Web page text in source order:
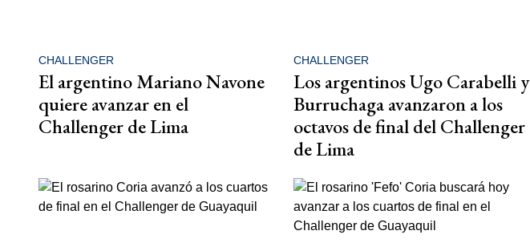
CHALLENGER
El argentino Mariano Navone
quiere avanzar en el
Challenger de Lima
CHALLENGER
Los argentinos Ugo Carabelli y
Burruchaga avanzaron a los
octavos de final del Challenger
de Lima